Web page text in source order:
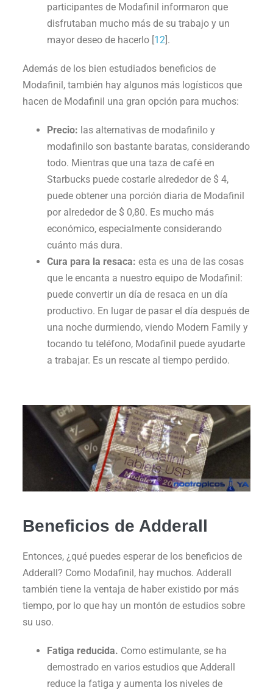
participantes de Modafinil informaron que
disfrutaban mucho más de su trabajo y un
mayor deseo de hacerlo [12].
Además de los bien estudiados beneficios de
Modafinil, también hay algunos más logísticos que
hacen de Modafinil una gran opción para muchos:
Precio: las alternativas de modafinilo y
modafinilo son bastante baratas, considerando
todo. Mientras que una taza de café en
Starbucks puede costarle alrededor de $ 4,
puede obtener una porción diaria de Modafinil
por alrededor de $ 0,80. Es mucho más
económico, especialmente considerando
cuánto más dura.
Cura para la resaca: esta es una de las cosas
que le encanta a nuestro equipo de Modafinil:
puede convertir un día de resaca en un día
productivo. En lugar de pasar el día después de
una noche durmiendo, viendo Modern Family y
tocando tu teléfono, Modafinil puede ayudarte
a trabajar. Es un rescate al tiempo perdido.
Beneficios de Adderall
Entonces, ¿qué puedes esperar de los beneficios de
Adderall? Como Modafinil, hay muchos. Adderall
también tiene la ventaja de haber existido por más
tiempo, por lo que hay un montón de estudios sobre
su uso.
Fatiga reducida. Como estimulante, se ha
demostrado en varios estudios que Adderall
reduce la fatiga y aumenta los niveles de